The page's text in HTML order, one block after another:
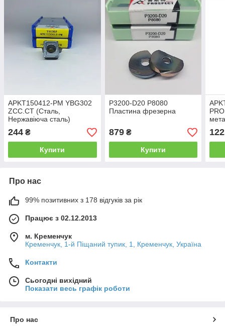
APKT150412-PM YBG302
ZCC.CT (Сталь,
Нержавіюча сталь)
Твердосплавна пластина
244 ₴
Купити
P3200-D20 P8080
Пластина фрезерна
879₴
Купити
122
Про нас
99% позитивних з 178 відгуків за рік
Працює з 02.12.2013
м. Кременчук
Кременчук, 1-й Піщаний тупик, 1, Кременчук, Україна
Контакти
Сьогодні вихідний
Показати весь графік роботи
Про нас